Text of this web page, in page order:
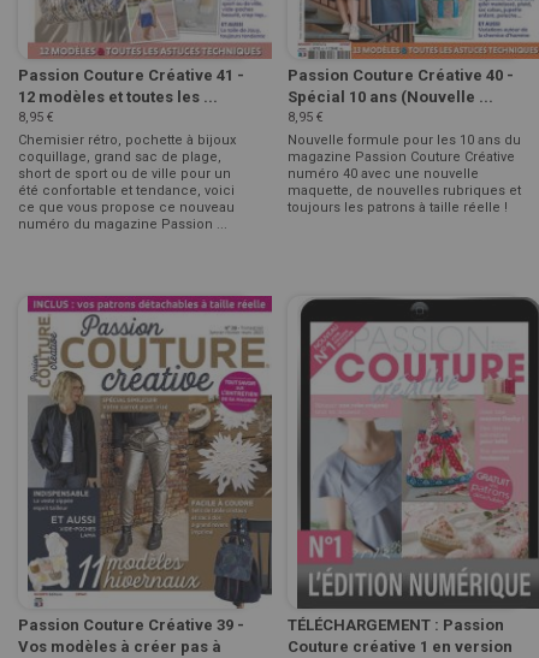
Passion Couture Créative 41 -
12 modèles et toutes les ...
8,95 €
Chemisier rétro, pochette à bijoux
coquillage, grand sac de plage,
short de sport ou de ville pour un
été confortable et tendance, voici
ce que vous propose ce nouveau
numéro du magazine Passion ...
Passion Couture Créative 40 -
Spécial 10 ans (Nouvelle ...
8,95 €
Nouvelle formule pour les 10 ans du
magazine Passion Couture Créative
numéro 40 avec une nouvelle
maquette, de nouvelles rubriques et
toujours les patrons à taille réelle !
Passion Couture Créative 39 -
Vos modèles à créer pas à
TÉLÉCHARGEMENT : Passion
Couture créative 1 en version